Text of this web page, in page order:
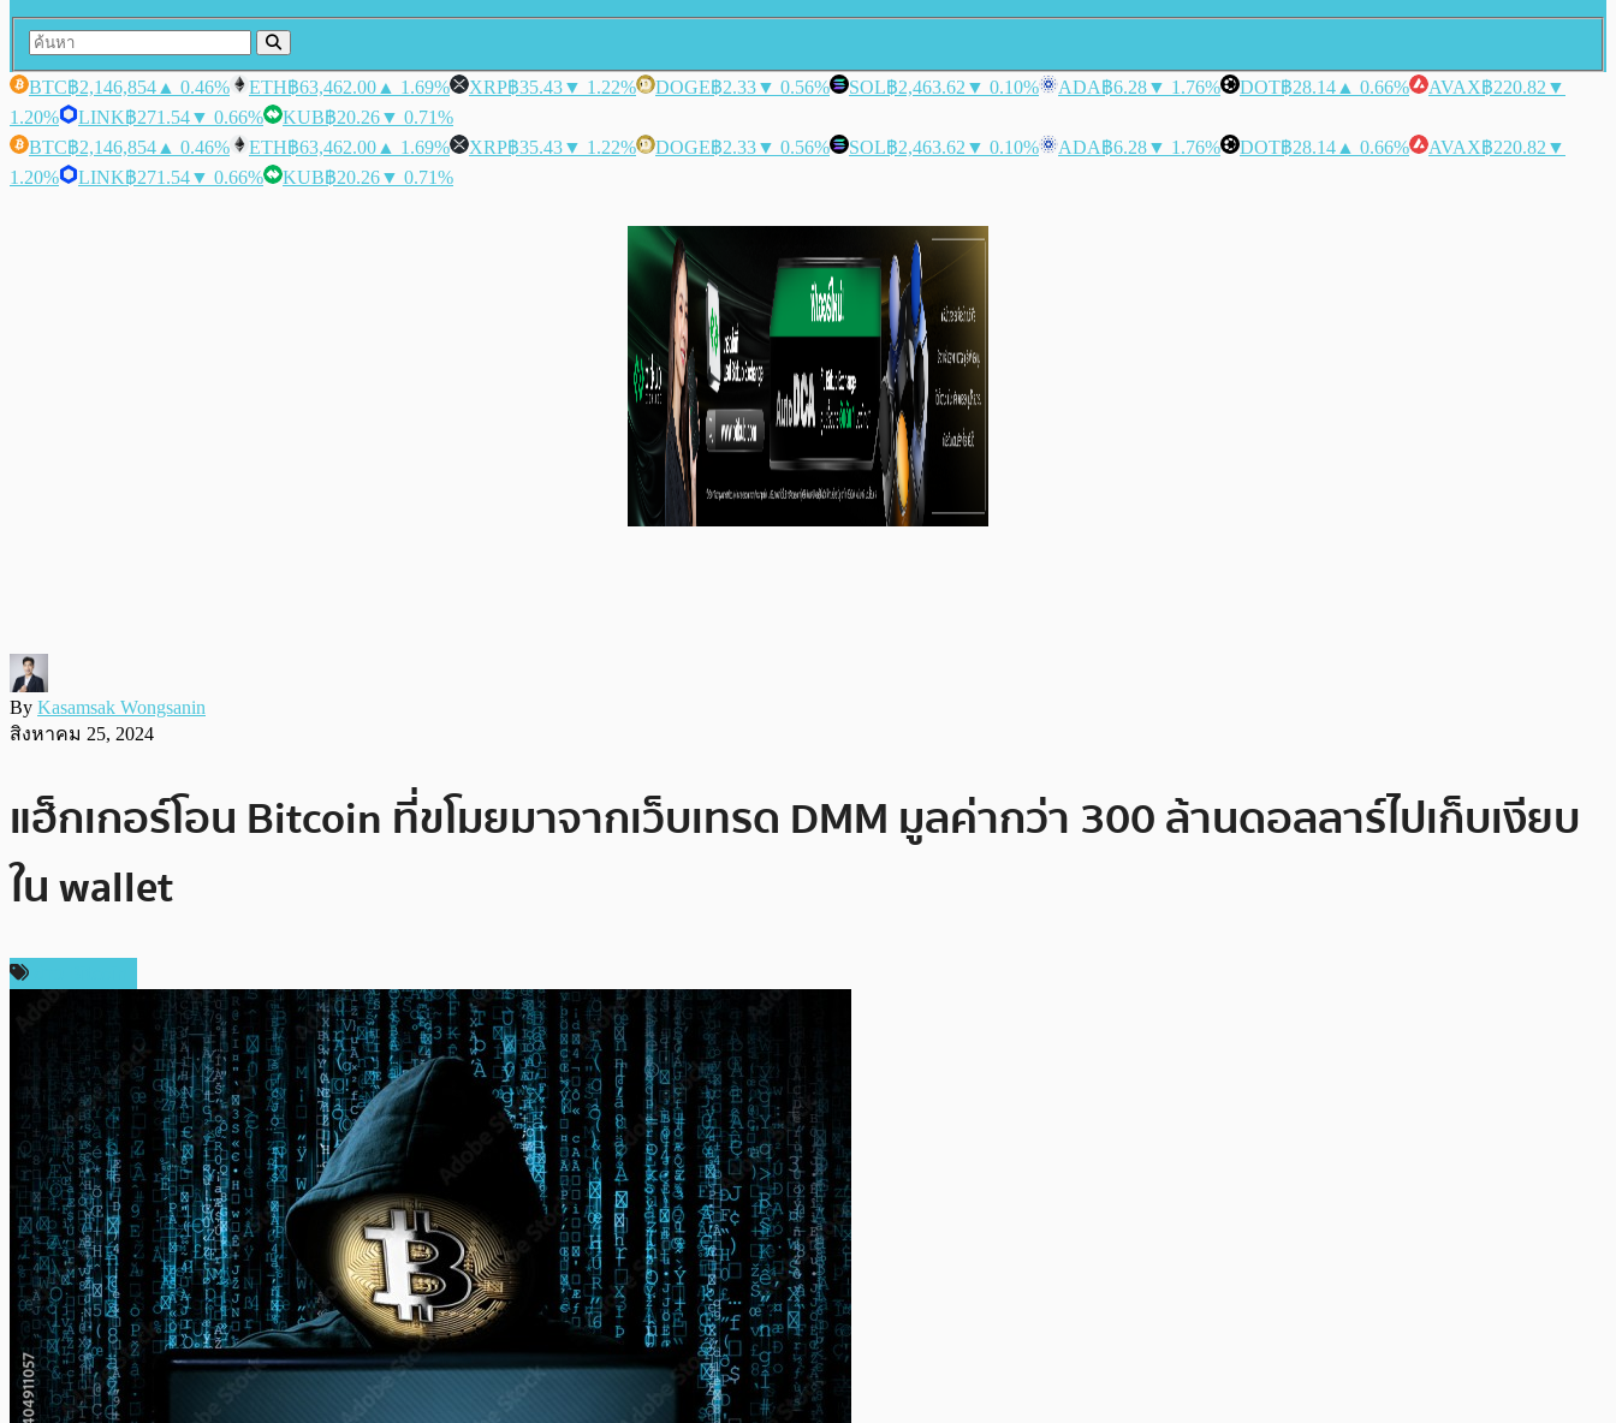
BTC฿2,146,854 ▲ 0.46% ETH฿63,462.00 ▲ 1.69% XRP฿35.43▼ 1.22% DOGE฿2.33▼ 0.56% SOL฿2,463.62 ▼ 0.10% ADA฿6.28▼ 1.76% DOT฿28.14 ▲ 0.66% AVAX฿220.82 ▼
1.20%
LINK฿271.54▼ 0.66% KUB฿20.26▼ 0.71%
BTC฿2,146,854 ▲ 0.46% ETH฿63,462.00 ▲ 1.69% XRP฿35.43▼ 1.22% DOGE฿2.33▼ 0.56% SOL฿2,463.62 ▼ 0.10% ADA฿6.28▼ 1.76% DOT฿28.14 ▲ 0.66% AVAX฿220.82 ▼
1.20%
LINK฿271.54▼ 0.66% KUB฿20.26▼ 0.71%
By Kasamsak Wongsanin
สิงหาคม 25, 2024
แฮ็กเกอร์โอน Bitcoin ที่ขโมยมาจากเว็บเทรด DMM มูลค่ากว่า 300 ล้านดอลลาร์ไปเก็บเงียบ
ใน wallet